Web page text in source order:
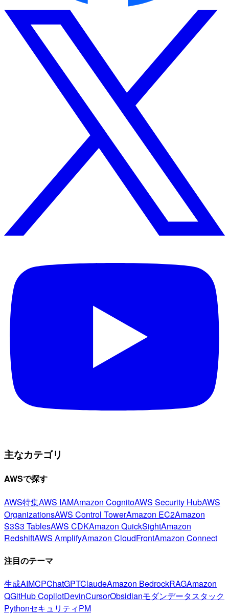
主なカテゴリ
AWSで探す
AWS特集AWS IAMAmazon CognitoAWS Security HubAWS
OrganizationsAWS Control TowerAmazon EC2Amazon
S3S3 TablesAWS CDKAmazon QuickSightAmazon
RedshiftAWS AmplifyAmazon CloudFrontAmazon Connect
注目のテーマ
生成AIMCPChatGPTClaudeAmazon BedrockRAGAmazon
QGitHub CopilotDevinCursorObsidianモダンデータスタック
PythonセキュリティPM